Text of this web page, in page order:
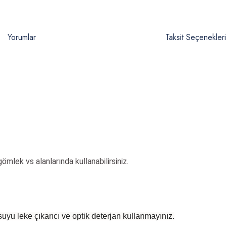
Yorumlar Taksit Seçenekleri
vs alanlarında kullanabilirsiniz.
leke çıkarıcı ve optik deterjan kullanmayınız.